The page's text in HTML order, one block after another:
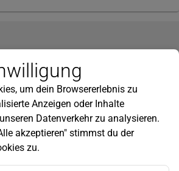
Gartentipps und mehr findest du in
um dein Browsererlebnis zu
Anzeigen oder Inhalte
Datenverkehr zu analysieren.
akzeptieren" stimmst du der
zu.